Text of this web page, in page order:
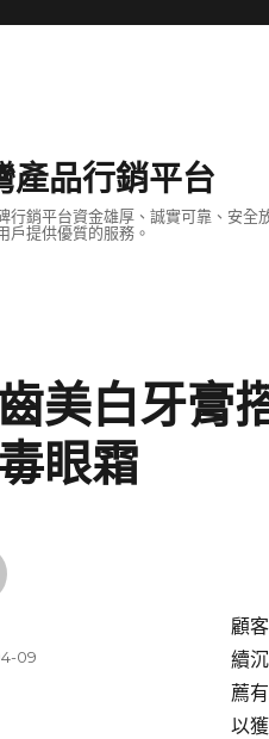
產品行銷平台
行銷平台資金雄厚、誠實可靠、安全
戶提供優質的服務。
美白牙膏
眼霜
顧
續
薦
以
09